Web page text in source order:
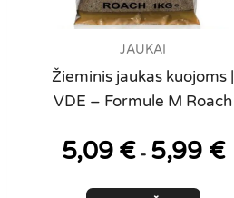
JAUKAI
Žieminis jaukas kuojoms |
VDE – Formule M Roach
5,09 €- 5,99 €